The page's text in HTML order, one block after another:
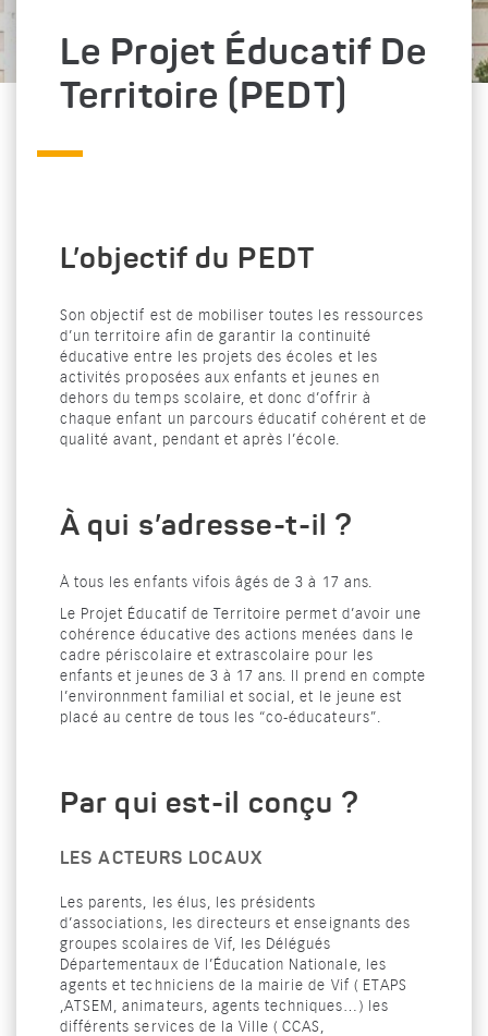
Le Projet Éducatif De
Territoire (PEDT)
L’objectif du PEDT
Son objectif est de mobiliser toutes les ressources
d’un territoire afin de garantir la continuité
éducative entre les projets des écoles et les
activités proposées aux enfants et jeunes en
dehors du temps scolaire, et donc d’offrir à
chaque enfant un parcours éducatif cohérent et de
qualité avant, pendant et après l’école.
À qui s’adresse-t-il ?
À tous les enfants vifois âgés de 3 à 17 ans.
Le Projet Éducatif de Territoire permet d’avoir une
cohérence éducative des actions menées dans le
cadre périscolaire et extrascolaire pour les
enfants et jeunes de 3 à 17 ans. Il prend en compte
l’environnment familial et social, et le jeune est
placé au centre de tous les “co-éducateurs”.
Par qui est-il conçu ?
LES ACTEURS LOCAUX
Les parents, les élus, les présidents
d’associations, les directeurs et enseignants des
groupes scolaires de Vif, les Délégués
Départementaux de l’Éducation Nationale, les
agents et techniciens de la mairie de Vif ( ETAPS
,ATSEM, animateurs, agents techniques…) les
différents services de la Ville ( CCAS,